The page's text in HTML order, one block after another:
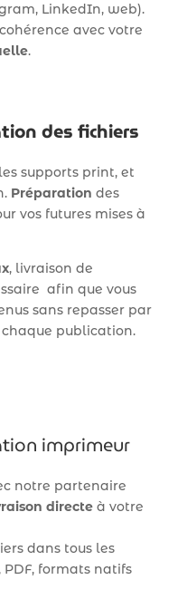
LinkedIn, web).
avec votre
.
des fichiers
supports print, et
Préparation des
vos futures mises à
, livraison de
afin que vous
sans repasser par
publication.
imprimeur
notre partenaire
directeà votre
dans tous les
PDF, formats natifs